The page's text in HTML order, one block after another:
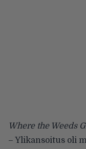
Where the Weeds
– Ylikansoitus oli